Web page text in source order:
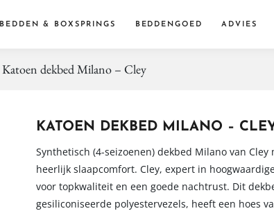
BEDDEN & BOXSPRINGS BEDDENGOED
Dekbedden
Accessoires
ADVIES
Katoen dekbed Milano – Cley
KATOEN DEKBED MILANO –
Synthetisch (4-seizoenen) dekbed Milano van
heerlijk slaapcomfort. Cley, expert in
voor topkwaliteit en een goede nachtrust. Dit
gesiliconiseerde polyestervezels, heeft een hoes